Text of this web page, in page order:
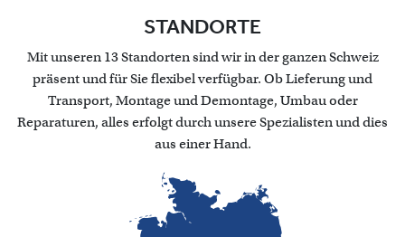
STANDORTE
Mit unseren 13 Standorten sind wir in der ganzen Schweiz
präsent und für Sie flexibel verfügbar. Ob Lieferung und
Transport, Montage und Demontage, Umbau oder
Reparaturen, alles erfolgt durch unsere Spezialisten und dies
aus einer Hand.